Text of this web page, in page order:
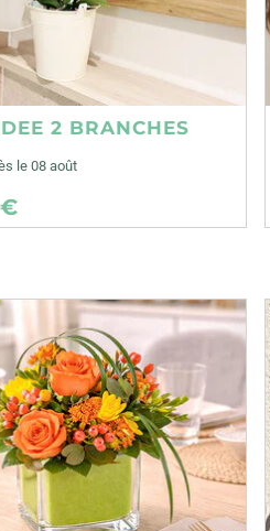
2 BRANCHES
le 08 août